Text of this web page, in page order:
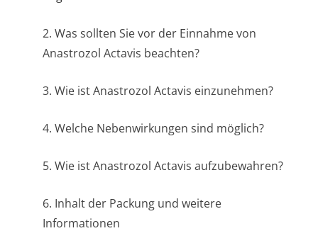
2. Was sollten Sie vor der Einnahme von
Anastrozol Actavis beachten?
3. Wie ist Anastrozol Actavis einzunehmen?
4. Welche Nebenwirkungen sind möglich?
5. Wie ist Anastrozol Actavis aufzubewahren?
6. Inhalt der Packung und weitere
Informationen